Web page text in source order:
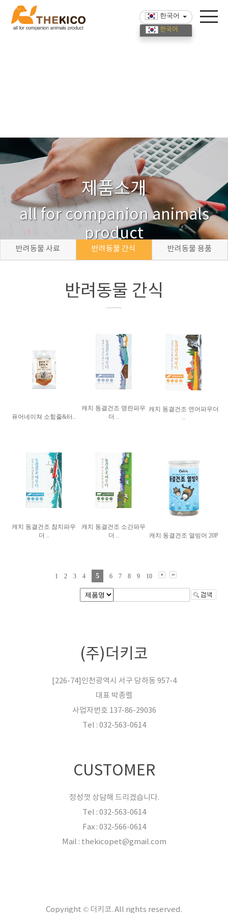
한국어
한국어
제품소개
all for companion animals
product
반려동물 사료 반려동물 간식 반려동물 용품
반려동물 간식
퓨어네이쳐 소힘줄&터..
캐치 동결건조 명란파우
더 ..
캐치 동결건조 연어파우더
..
캐치 동결건조 참치파우
더 ..
캐치 동결건조 소간파우
더 ..
캐치 동결건조 열빙어 20P
1 2 3 4 5 6 7 8 9 10
(주)더키코
[226-74]인천광역시 서구 당하동 957-4
대표 박종렬
사업자번호 137-86-29036
Tel : 032-563-0614
CUSTOMER
정성껏 상담해 드리겠습니다.
Tel : 032-563-0614
Fax : 032-566-0614
Mail : thekicopet@gmail.com
Copyright © 더키코. All rights reserved.